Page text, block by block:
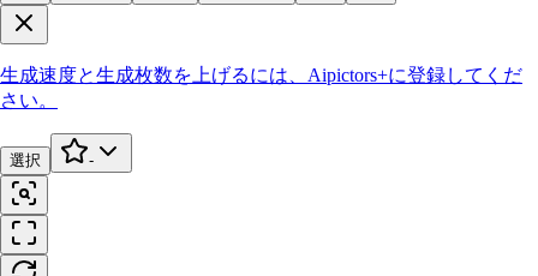
生成速度と生成枚数を上げるには、 Aipictors+に登録してくだ
さい。
選択 -